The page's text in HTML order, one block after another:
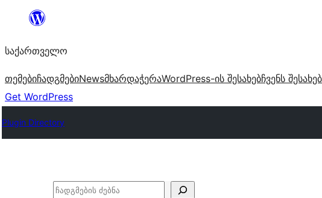
შიგთავსზე
საქართველო
თემებიჩადგმებიNewsმხარდაჭერაWordPress-ის შესახებჩვენს შესახებ
Get WordPress
Plugin Directory
ძებნა